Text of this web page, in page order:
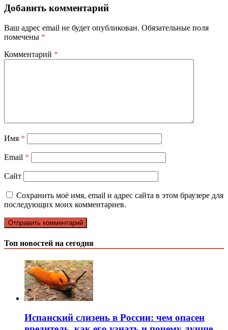
Добавить комментарий
Ваш адрес email не будет опубликован. Обязательные поля
помечены *
Комментарий *
Имя *
Email *
Сайт
Сохранить моё имя, email и адрес сайта в этом браузере для
последующих моих комментариев.
Топ новостей на сегодня
Испанский слизень в России: чем опасен